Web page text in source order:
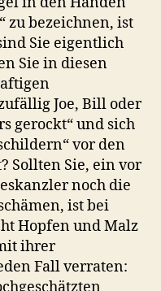
zu bezeichnen, ist
Sie eigentlich
Sie in diesen
Joe, Bill oder
gerockt“ und sich
vor den
Sollten Sie, ein vor
noch die
ist bei
Hopfen und Malz
ihrer
Fall verraten: